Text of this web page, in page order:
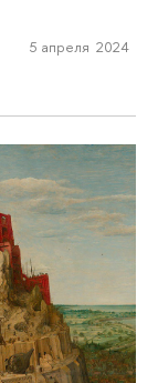
5 апреля 2024